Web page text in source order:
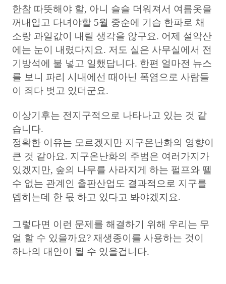
한참 따뜻해야 할, 아니 슬슬 더워져서 여름옷을
꺼내입고 다녀야할 5월 중순에 기습 한파로 채
소랑 과일값이 내릴 생각을 않구요. 어제 설악산
에는 눈이 내렸다지요. 저도 실은 사무실에서 전
기방석에 불 넣고 일했답니다. 한편 얼마전 뉴스
를 보니 파리 시내에선 때아닌 폭염으로 사람들
이 죄다 벗고 있더군요.
이상기후는 전지구적으로 나타나고 있는 것 같
습니다.
정확한 이유는 모르겠지만 지구온난화의 영향이
큰 것 같아요. 지구온난화의 주범은 여러가지가
있겠지만, 숲의 나무를 사라지게 하는 펄프와 뗄
수 없는 관계인 출판산업도 결과적으로 지구를
뎁히는데 한 몫 하고 있다고 봐야겠지요.
그렇다면 이런 문제를 해결하기 위해 우리는 무
얼 할 수 있을까요? 재생종이를 사용하는 것이
하나의 대안이 될 수 있을겁니다.